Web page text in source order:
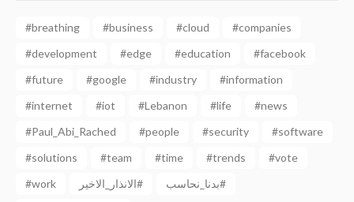
#breathing #business #cloud
#companies
#development
#edge #education
#facebook
#future
#google #industry
#information
#internet
#iot #Lebanon #life
#news
#Paul_Abi_Rached
#people #security
#software
#solutions
#team #time #trends
#vote
#work
الانذار_الاخير#
بدنا_نحاسب#